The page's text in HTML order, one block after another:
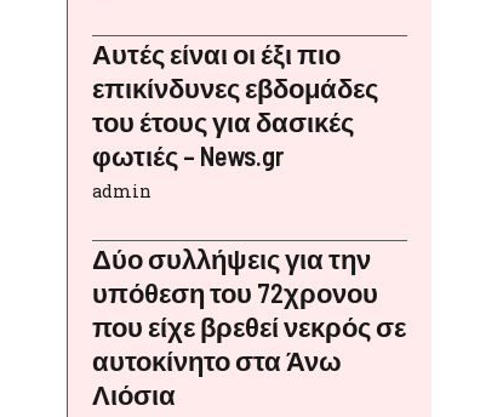
Αυτές είναι οι έξι πιο
επικίνδυνες εβδομάδες
του έτους για δασικές
φωτιές – News.gr
admin
Δύο συλλήψεις για την
υπόθεση του 72χρονου
που είχε βρεθεί νεκρός σε
αυτοκίνητο στα Άνω
Λιόσια